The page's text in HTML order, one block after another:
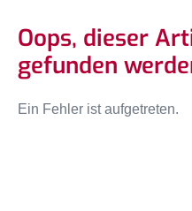
Oops, dieser
gefunden
Ein Fehler ist aufgetreten.